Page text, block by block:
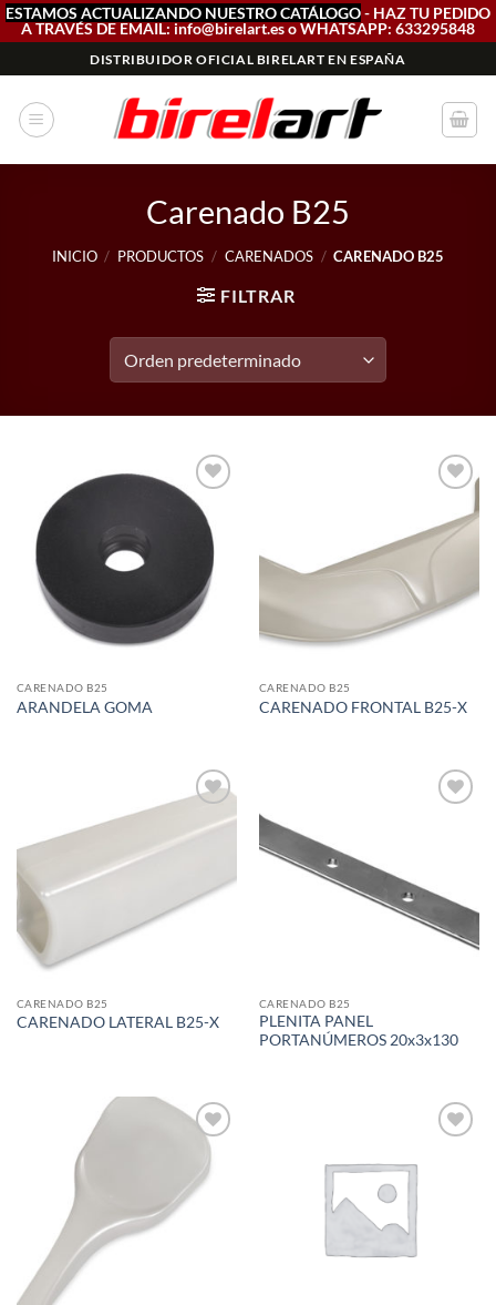
ESTAMOS ACTUALIZANDO NUESTRO CATÁLOGO- HAZ TU PEDIDO
A TRAVÉS DE EMAIL: info@birelart.es o WHATSAPP: 633295848
al
contenido
DISTRIBUIDOR OFICIAL BIRELART EN ESPAÑA
Carenado B25
INICIO / PRODUCTOS / CARENADOS / CARENADO B25
FILTRAR
Add to
wishlist
CARENADO B25
ARANDELA GOMA
wishlist
CARENADO B25
CARENADO FRONTAL B25-X
Add to
wishlist
CARENADO B25
CARENADO LATERAL B25-X
CARENADO B25
PLENITA PANEL
PORTANÚMEROS 20x3x130
wishlist